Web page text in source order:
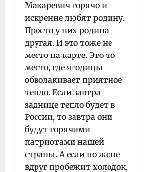
Макаревич горячо и
искренне любят родину.
Просто у них родина
другая. И это тоже не
место на карте. Это то
место, где ягодицы
обволакивает приятное
тепло. Если завтра
заднице тепло будет в
России, то завтра они
будут горячими
патриотами нашей
страны. А если по жопе
вдруг пробежит холодок,